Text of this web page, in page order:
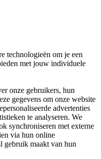
technologieën om je een
met jouw individuele
onze gebruikers, hun
gegevens om onze website
advertenties
te analyseren. We
synchroniseren met externe
via hun online
gebruik maakt van hun